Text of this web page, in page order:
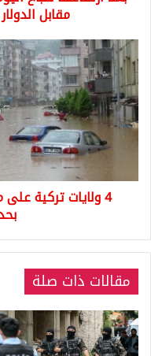
وبقية
العملات
مقابل
4
ولايات
تركية
على
موعد
مع
أمطار
وتوقعات
بحدوث 4 ولايات تركية
مقالات ذات صلة